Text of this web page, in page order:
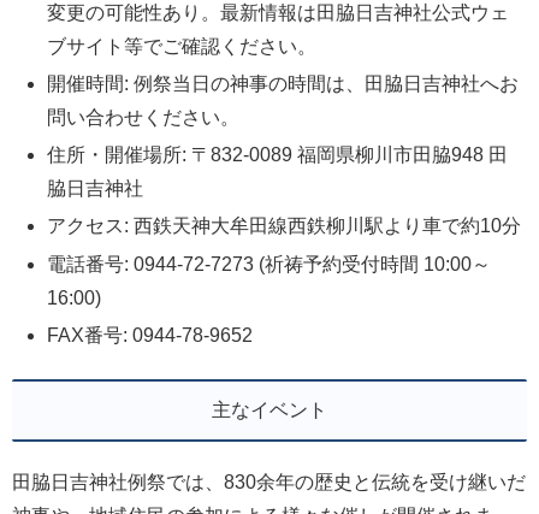
変更の可能性あり。最新情報は田脇日吉神社公式ウェ
ブサイト等でご確認ください。
開催時間: 例祭当日の神事の時間は、田脇日吉神社へお
問い合わせください。
住所・開催場所: 〒832-0089 福岡県柳川市田脇948 田
脇日吉神社
アクセス: 西鉄天神大牟田線西鉄柳川駅より車で約10分
電話番号: 0944-72-7273 (祈祷予約受付時間 10:00～
16:00)
FAX番号: 0944-78-9652
主なイベント
田脇日吉神社例祭では、830余年の歴史と伝統を受け継いだ